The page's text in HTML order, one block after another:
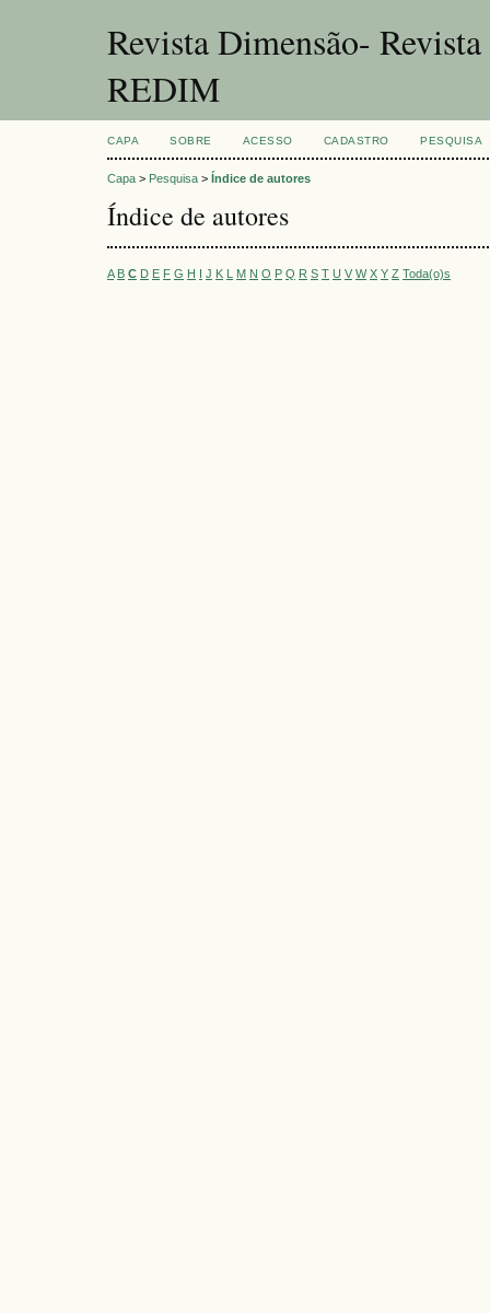
Revista Dimensão-
REDIM
CAPA SOBRE ACESSO CADASTRO PESQUISA
Capa > Pesquisa > Índice de autores
Índice de autores
A B C D E F G H I J K L M N O P Q R S T U V W X Y Z Toda(o)s